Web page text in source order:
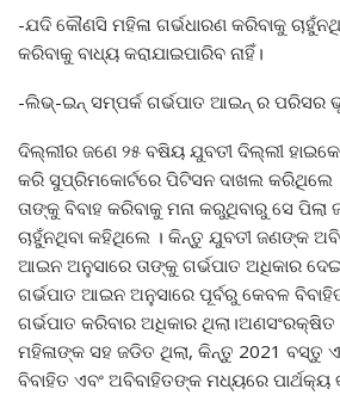
-ଯଦି କୌଣସି ମହିଳା ଗର୍ଭଧାରଣ କରିବାକୁ
କରିବାକୁ ବାଧ୍ୟ କରାଯାଇପାରିବ ନାହିଁ।
-ଲିଭ୍-ଇନ୍ ସମ୍ପର୍କ ଗର୍ଭପାତ ଆଇନ୍ ର ପରିସର
ଦିଲ୍ଲୀର ଜଣେ ୨୫ ବଷିୟ ଯୁବତୀ ଦିଲ୍ଲୀ
କରି ସୁପ୍ରିମକୋର୍ଟରେ ପିଟିସନ ଦାଖଲ କରିଥିଲେ
ତାଙ୍କୁ ବିବାହ କରିବାକୁ ମନା କରୁଥିବାରୁ ସେ ପିଲା
ଚାହୁଁନଥିବା କହିଥିଲେ । କିନ୍ତୁ ଯୁବତୀ ଜଣଙ୍କ
ଆଇନ ଅନୁସାରେ ତାଙ୍କୁ ଗର୍ଭପାତ ଅଧିକାର
ଗର୍ଭପାତ ଆଇନ ଅନୁସାରେ ପୂର୍ବରୁ କେବଳ
ଗର୍ଭପାତ କରିବାର ଅଧିକାର
ମହିଳାଙ୍କ ସହ ଜଡିତ ଥିଲା, କିନ୍ତୁ 2021 ବସ୍ତୁ
ବିବାହିତ ଏବଂ ଅବିବାହିତଙ୍କ ମଧ୍ୟରେ ପାର୍ଥକ୍ୟ